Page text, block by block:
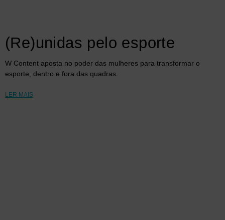
(Re)unidas pelo esporte
W Content aposta no poder das mulheres para transformar o
esporte, dentro e fora das quadras.
LER MAIS